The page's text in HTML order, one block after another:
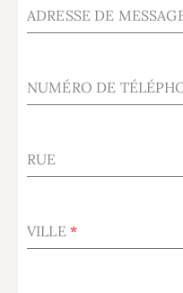
ADRESSE DE
NUMÉRO DE
RUE
VILLE *